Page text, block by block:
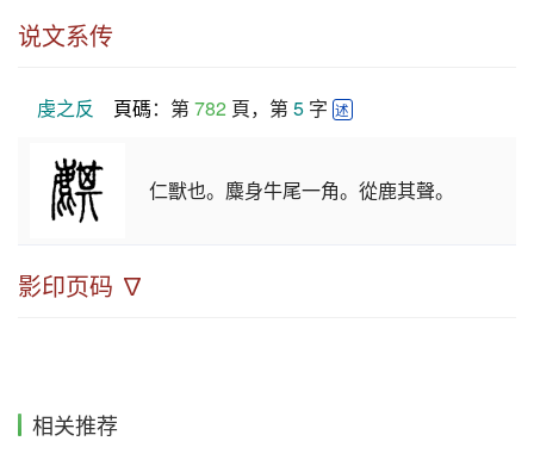
说文系传
虔之反 頁碼：第 782 頁，第 5 字 述
仁獸也。麋身牛尾一角。從鹿其聲。
影印页码 ∇
相关推荐